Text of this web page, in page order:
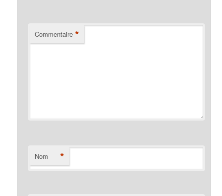
Commentaire *
Nom *